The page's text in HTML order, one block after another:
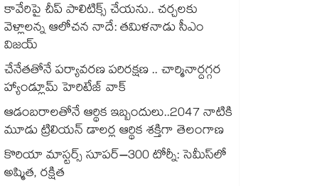
కావేరిపై చీప్ పాలిటిక్స్ చేయను.. చర్చలకు
వెళ్లాలన్న ఆలోచన నాదే: తమిళనాడు సీఎం
విజయ్
చేనేతతోనే పర్యావరణ పరిరక్షణ .. చార్మినార్దగ్గర
హ్యాండ్లూమ్ హెరిటేజ్ వాక్
ఆడంబరాలతోనే ఆర్థిక ఇబ్బందులు..2047 నాటికి
మూడు ట్రిలియన్ డాలర్ల ఆర్థిక శక్తిగా తెలంగాణ
కొరియా మాస్టర్స్ సూపర్‌–300 టోర్నీ: సెమీస్⁬లో
అష్మిత, రక్షిత